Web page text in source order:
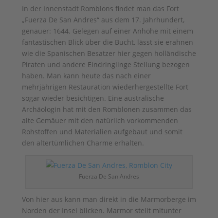
In der Innenstadt Romblons findet man das Fort
„Fuerza De San Andres“ aus dem 17. Jahrhundert,
genauer: 1644. Gelegen auf einer Anhöhe mit einem
fantastischen Blick über die Bucht, lässt sie erahnen
wie die Spanischen Besatzer hier gegen holländische
Piraten und andere Eindringlinge Stellung bezogen
haben. Man kann heute das nach einer
mehrjährigen Restauration wiederhergestellte Fort
sogar wieder besichtigen. Eine australische
Archäologin hat mit den Romblonen zusammen das
alte Gemäuer mit den natürlich vorkommenden
Rohstoffen und Materialien aufgebaut und somit
den altertümlichen Charme erhalten.
Fuerza De San Andres
Von hier aus kann man direkt in die Marmorberge im
Norden der Insel blicken. Marmor stellt mitunter